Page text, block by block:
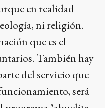
en realidad
ni religión.
que es el
También hay
del servicio que
será